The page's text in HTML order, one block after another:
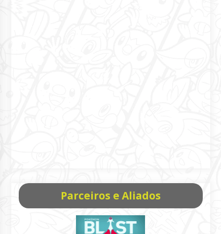
Parceiros e Aliados